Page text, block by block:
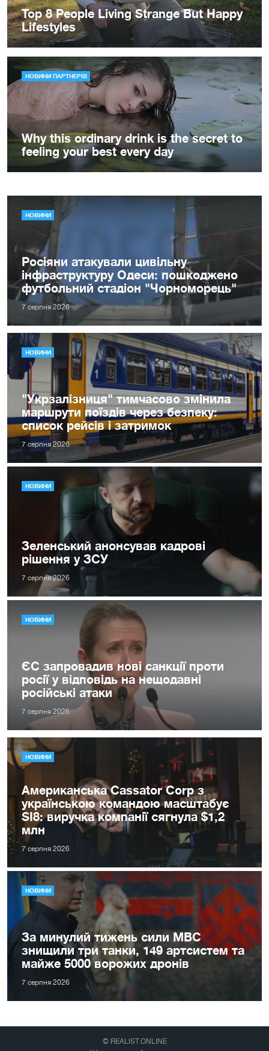
НОВИНИ
Росіяни атакували цивільну
інфраструктуру Одеси: пошкоджено
футбольний стадіон "Чорноморець"
7 серпня 2026
НОВИНИ
"Укрзалізниця" тимчасово змінила
маршрути поїздів через безпеку:
список рейсів і затримок
7 серпня 2026
НОВИНИ
Зеленський анонсував кадрові
рішення у ЗСУ
7 серпня 2026
НОВИНИ
ЄС запровадив нові санкції проти
росії у відповідь на нещодавні
російські атаки
7 серпня 2026
НОВИНИ
Американська Cassator Corp з
українською командою масштабує
SI8: виручка компанії сягнула $1,2
млн
7 серпня 2026
НОВИНИ
За минулий тижень сили МВС
знищили три танки, 149 артсистем та
майже 5000 ворожих дронів
7 серпня 2026
© REALIST.ONLINE